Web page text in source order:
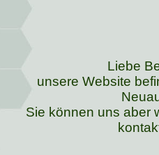
Liebe
unsere Website
Sie können uns aber